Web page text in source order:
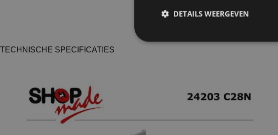
TECHNISCHE SPECIFICATIES
DETAILS WEERGEVEN